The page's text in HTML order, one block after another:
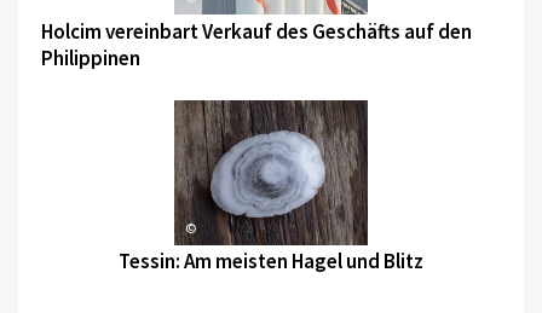
Holcim vereinbart Verkauf des Geschäfts auf den
Philippinen
©
Tessin: Am meisten Hagel und Blitz